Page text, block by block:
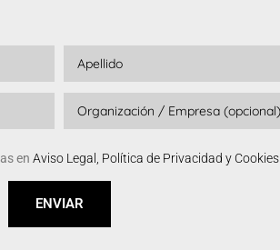
en Aviso Legal, Política de Privacidad y Cookies
ENVIAR